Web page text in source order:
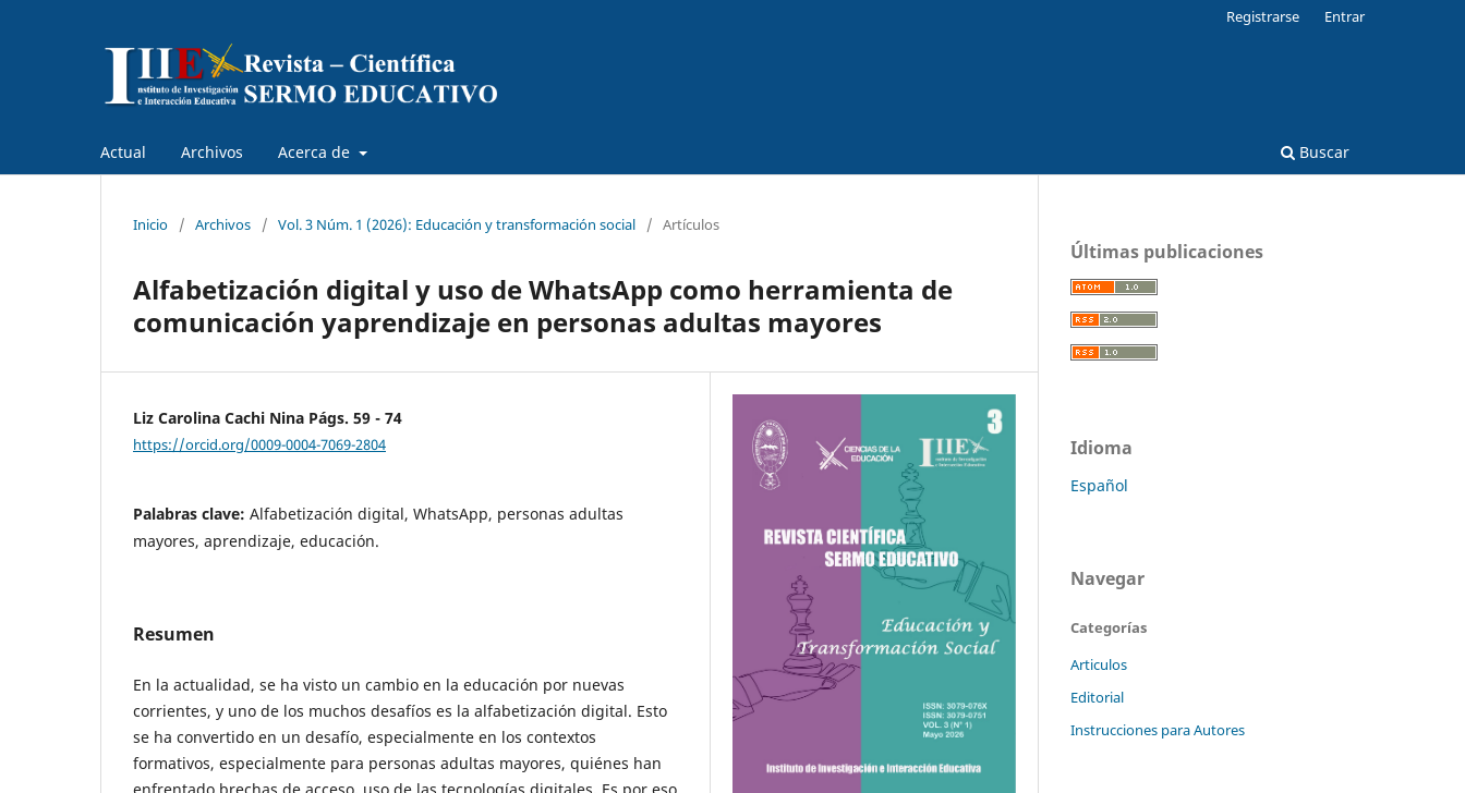
Actual Archivos Acerca de Buscar
Registrarse Entrar
Inicio / Archivos / Vol. 3 Núm. 1 (2026): Educación y transformación social / Artículos
Alfabetización digital y uso de WhatsApp como herramienta de
comunicación yaprendizaje en personas adultas mayores
Liz Carolina Cachi Nina Págs. 59 - 74
https://orcid.org/0009-0004-7069-2804
Palabras clave: Alfabetización digital, WhatsApp, personas adultas
mayores, aprendizaje, educación.
Resumen
En la actualidad, se ha visto un cambio en la educación por nuevas
corrientes, y uno de los muchos desafíos es la alfabetización digital. Esto
se ha convertido en un desafío, especialmente en los contextos
formativos, especialmente para personas adultas mayores, quiénes han
Últimas publicaciones
Idioma
Español
Navegar
Categorías
Articulos
Editorial
Instrucciones para Autores